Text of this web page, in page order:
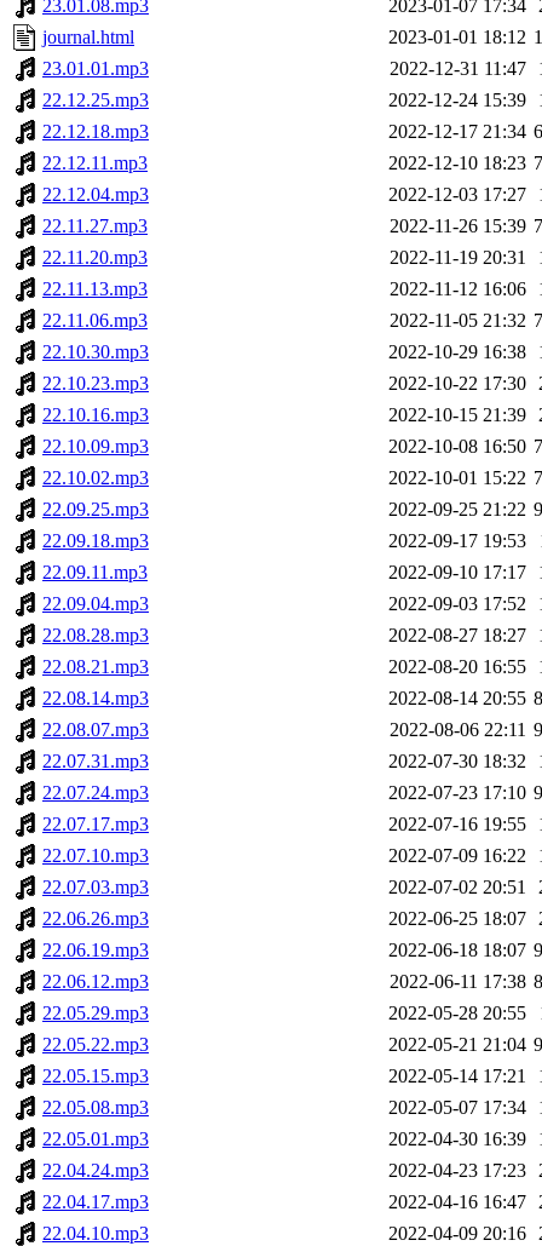
23.01.08.mp3
2023-01-07 17:34
journal.html
2023-01-01 18:12
23.01.01.mp3
2022-12-31 11:47
22.12.25.mp3
2022-12-24 15:39
22.12.18.mp3
2022-12-17 21:34
22.12.11.mp3
2022-12-10 18:23
22.12.04.mp3
2022-12-03 17:27
22.11.27.mp3
2022-11-26 15:39
22.11.20.mp3
2022-11-19 20:31
22.11.13.mp3
2022-11-12 16:06
22.11.06.mp3
2022-11-05 21:32
22.10.30.mp3
2022-10-29 16:38
22.10.23.mp3
2022-10-22 17:30
22.10.16.mp3
2022-10-15 21:39
22.10.09.mp3
2022-10-08 16:50
22.10.02.mp3
2022-10-01 15:22
22.09.25.mp3
2022-09-25 21:22
22.09.18.mp3
2022-09-17 19:53
22.09.11.mp3
2022-09-10 17:17
22.09.04.mp3
2022-09-03 17:52
22.08.28.mp3
2022-08-27 18:27
22.08.21.mp3
2022-08-20 16:55
22.08.14.mp3
2022-08-14 20:55
22.08.07.mp3
2022-08-06 22:11
22.07.31.mp3
2022-07-30 18:32
22.07.24.mp3
2022-07-23 17:10
22.07.17.mp3
2022-07-16 19:55
22.07.10.mp3
2022-07-09 16:22
22.07.03.mp3
2022-07-02 20:51
22.06.26.mp3
2022-06-25 18:07
22.06.19.mp3
2022-06-18 18:07
22.06.12.mp3
2022-06-11 17:38
22.05.29.mp3
2022-05-28 20:55
22.05.22.mp3
2022-05-21 21:04
22.05.15.mp3
2022-05-14 17:21
22.05.08.mp3
2022-05-07 17:34
22.05.01.mp3
2022-04-30 16:39
22.04.24.mp3
2022-04-23 17:23
22.04.17.mp3
2022-04-16 16:47
22.04.10.mp3
2022-04-09 20:16